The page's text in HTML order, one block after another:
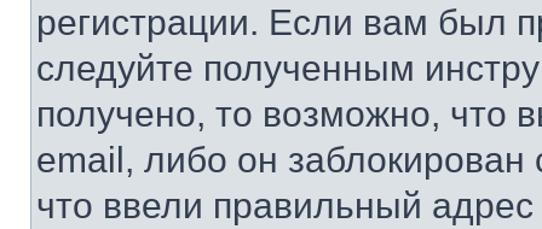
регистрации. Если вам был
следуйте полученным
получено, то возможно, что
email, либо он
что ввели правильный адрес